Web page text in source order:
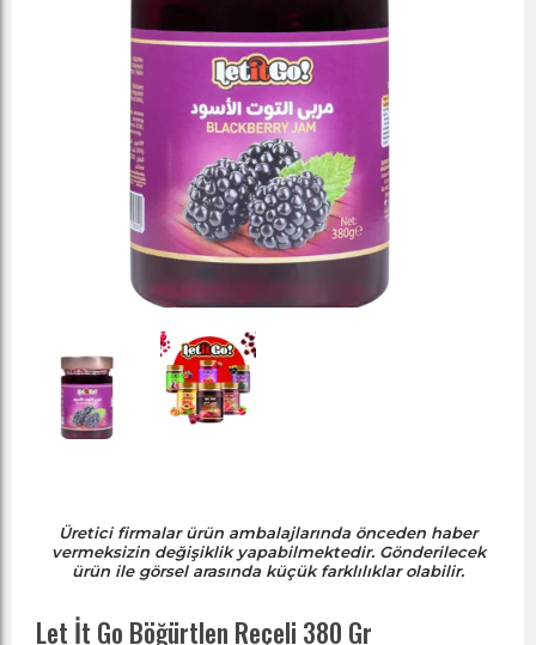
Üretici firmalar ürün ambalajlarında önceden haber
vermeksizin değişiklik yapabilmektedir. Gönderilecek
ürün ile görsel arasında küçük farklılıklar olabilir.
Let İt Go Böğürtlen Reçeli 380 Gr